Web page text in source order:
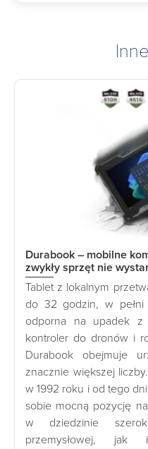
Inne
Durabook – mobilne
zwykły sprzęt nie
Tablet z lokalnym
do 32 godzin, w pełni
odporna na upadek z
kontroler do dronów i
Durabook obejmuje
znacznie większej
w 1992 roku i od tego
sobie mocną pozycję
w dziedzinie
przemysłowej, jak